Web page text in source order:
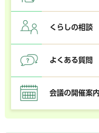
くらしの相談
よくある質問
会議の開催案内